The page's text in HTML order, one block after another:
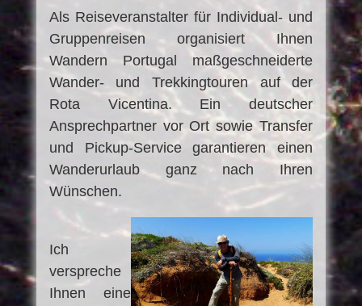
Als Reiseveranstalter für Individual- und
Gruppenreisen organisiert Ihnen
Wandern Portugal maßgeschneiderte
Wander- und Trekkingtouren auf der
Rota Vicentina. Ein deutscher
Ansprechpartner vor Ort sowie Transfer
und Pickup-Service garantieren einen
Wanderurlaub ganz nach Ihren
Wünschen.
Ich
verspreche
Ihnen eine